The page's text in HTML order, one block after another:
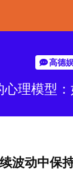
高德
心理模型
波动中保